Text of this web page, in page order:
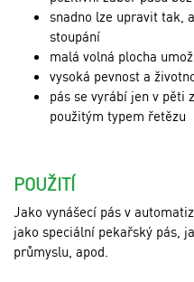
snadno lze upravit tak,
stoupání
malá volná plocha
vysoká pevnost a
pás se vyrábí jen v pěti
použitým typem řetězu
POUŽITÍ
Jako vynášecí pás v
jako speciální pekařský pás,
průmyslu, apod.